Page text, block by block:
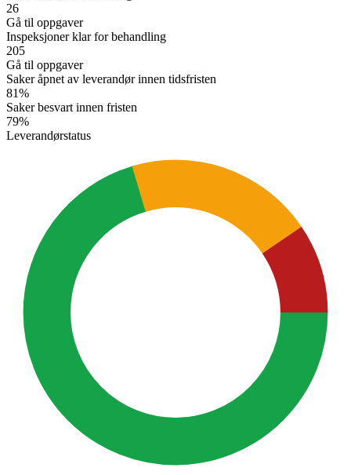
26
Gå til oppgaver
Inspeksjoner klar for behandling
205
Gå til oppgaver
Saker åpnet av leverandør innen tidsfristen
81%
Saker besvart innen fristen
79%
Leverandørstatus